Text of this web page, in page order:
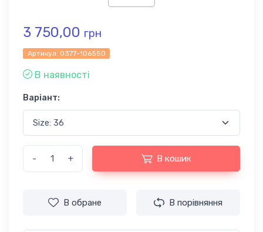
3 750,00 грн
Артикул: 0377-106550
В наявності
Варіант:
- + В кошик
В обране В порівняння